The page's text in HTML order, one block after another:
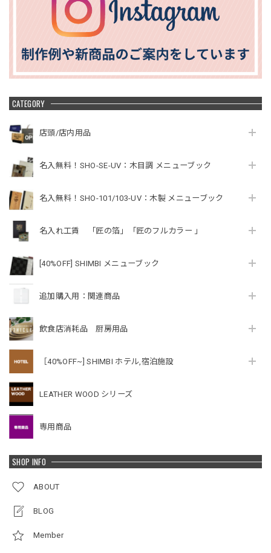
CATEGORY
店頭/店内用品
名入無料！SHO-SE-UV：木目調 メニューブック
名入無料！SHO-101/103-UV：木製 メニューブック
名入れ工賃 「匠の箔」「匠のフルカラー 」
[40%OFF] SHIMBI メニューブック
追加購入用：関連商品
飲食店消耗品 厨房用品
［40%OFF~] SHIMBI ホテル,宿泊施設
LEATHER WOOD シリーズ
専用商品
SHOP INFO
ABOUT
BLOG
Member